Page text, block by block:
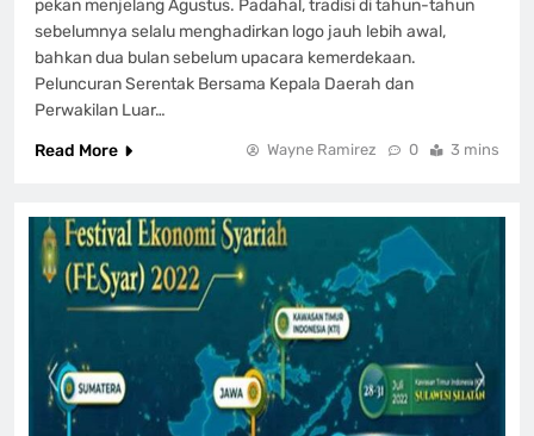
pekan menjelang Agustus. Padahal, tradisi di tahun-tahun
sebelumnya selalu menghadirkan logo jauh lebih awal,
bahkan dua bulan sebelum upacara kemerdekaan.
Peluncuran Serentak Bersama Kepala Daerah dan
Perwakilan Luar…
Read More
Wayne Ramirez 0 3 mins